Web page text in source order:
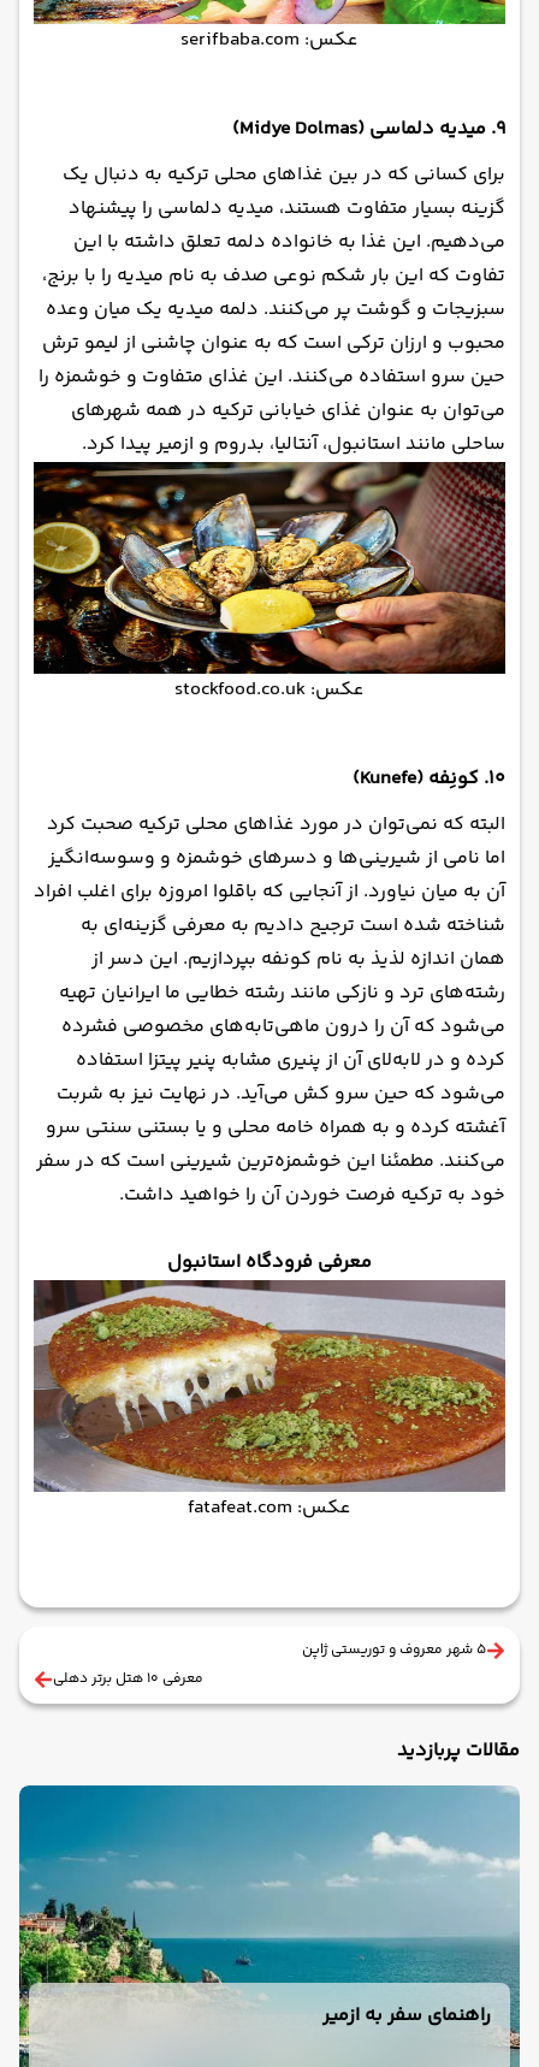
عکس: serifbaba.com
۹. میدیه دلماسی (Midye Dolmas)
برای کسانی که در بین غذاهای محلی ترکیه به دنبال یک
گزینه بسیار متفاوت هستند، میدیه دلماسی را پیشنهاد
می‌دهیم. این غذا به خانواده دلمه تعلق داشته با این
تفاوت که این بار شکم نوعی صدف به نام میدیه را با برنج،
سبزیجات و گوشت پر می‌کنند. دلمه میدیه یک میان وعده
محبوب و ارزان ترکی است که به عنوان چاشنی از لیمو ترش
حین سرو استفاده می‌کنند. این غذای متفاوت و خوشمزه را
می‌توان به عنوان غذای خیابانی ترکیه در همه شهرهای
ساحلی مانند استانبول، آنتالیا، بدروم و ازمیر پیدا کرد.
عکس: stockfood.co.uk
۱۰. کونِفه (Kunefe)
البته که نمی‌توان در مورد غذاهای محلی ترکیه صحبت کرد
اما نامی از شیرینی‌ها و دسرهای خوشمزه و وسوسه‌انگیز
آن به میان نیاورد. از آنجایی که باقلوا امروزه برای اغلب افراد
شناخته شده است ترجیح دادیم به معرفی گزینه‌ای به
همان اندازه لذیذ به نام کونفه بپردازیم. این دسر از
رشته‌های ترد و نازکی مانند رشته خطایی ما ایرانیان تهیه
می‌شود که آن را درون ماهی‌تابه‌های مخصوصی فشرده
کرده و در لابه‌لای آن از پنیری مشابه پنیر پیتزا استفاده
می‌شود که حین سرو کش می‌آید. در نهایت نیز به شربت
آغشته کرده و به همراه خامه محلی و یا بستنی سنتی سرو
می‌کنند. مطمئنا این خوشمزه‌ترین شیرینی است که در سفر
خود به ترکیه فرصت خوردن آن را خواهید داشت.
معرفی فرودگاه استانبول
عکس: fatafeat.com
۵ شهر معروف و توریستی ژاپن
معرفی ۱۰ هتل برتر دهلی
مقالات پربازدید
راهنمای سفر به ازمیر